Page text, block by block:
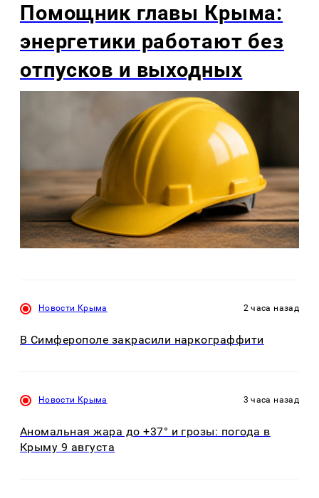
Помощник главы Крыма:
энергетики работают без
отпусков и выходных
Новости Крыма 2 часа назад
В Симферополе закрасили наркограффити
Новости Крыма 3 часа назад
Аномальная жара до +37° и грозы: погода в
Крыму 9 августа